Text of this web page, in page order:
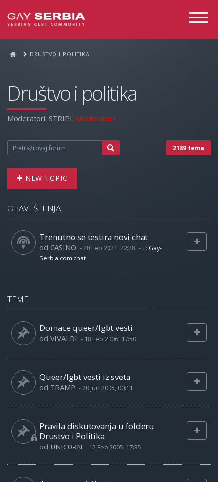
Toggle
DRUŠTVO I POLITIKA
Društvo i politika
Moderatori: STRIPI, Moderators
2189 tema
NEW TOPIC
OBAVEŠTENJA
Trenutno se testira novi chat
od CASINO -28 Feb 2021, 22:28 - u: Gay-
Serbia.com chat
TEME
Domace queer/lgbt vesti
od VIVALDI - 18 Feb 2006, 17:50
Queer/lgbt vesti iz sveta
od TRAMP -20 Jun 2005, 00:11
Pravila diskutovanja u folderu
Drustvo i Politika
od UNIC0RN - 12 Feb 2005, 17:35